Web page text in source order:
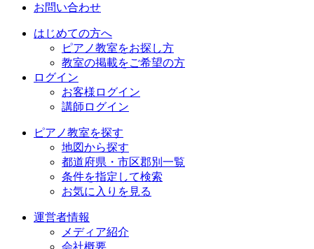
お問い合わせ
はじめての方へ
ピアノ教室をお探し方
教室の掲載をご希望の方
ログイン
お客様ログイン
講師ログイン
ピアノ教室を探す
地図から探す
都道府県・市区郡別一覧
条件を指定して検索
お気に入りを見る
運営者情報
メディア紹介